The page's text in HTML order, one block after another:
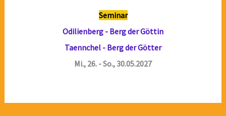
Seminar
Odilienberg - Berg der Göttin
Taennchel - Berg der Götter
Mi., 26. - So., 30.05.2027